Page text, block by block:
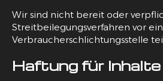
Wir sind nicht bereit oder
Streitbeilegungsverfahren vor
Verbraucherschlichtungsstelle
Haftung für Inhalte